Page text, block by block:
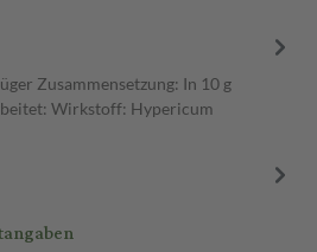
Zusammensetzung: In 10 g
Wirkstoff: Hypericum